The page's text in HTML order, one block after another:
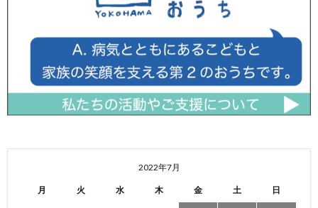
2022年7月
月 火 水 木 金 土 日